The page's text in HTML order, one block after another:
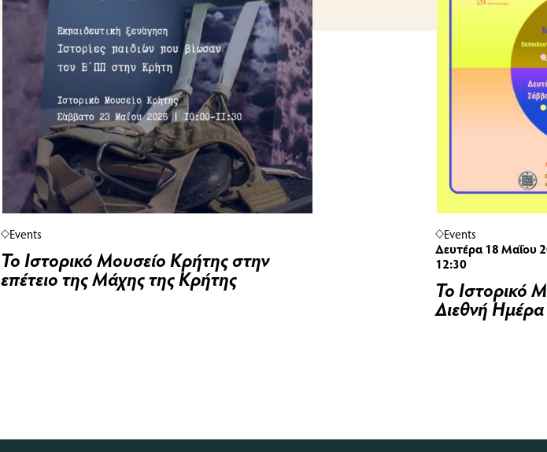
Events
Το Ιστορικό Μουσείο Κρήτης στην
επέτειο της Μάχης της Κρήτης
Events
Δευτέρα 18 Μαΐου
12:30
Το Ιστορικό
Διεθνή